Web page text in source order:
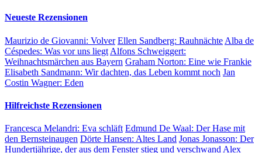
Neueste Rezensionen
Maurizio de Giovanni: Volver Ellen Sandberg: Rauhnächte Alba de
Céspedes: Was vor uns liegt Alfons Schweiggert:
Weihnachtsmärchen aus Bayern Graham Norton: Eine wie Frankie
Elisabeth Sandmann: Wir dachten, das Leben kommt noch Jan
Costin Wagner: Eden
Hilfreichste Rezensionen
Francesca Melandri: Eva schläft Edmund De Waal: Der Hase mit
den Bernsteinaugen Dörte Hansen: Altes Land Jonas Jonasson: Der
Hundertjährige, der aus dem Fenster stieg und verschwand Alex